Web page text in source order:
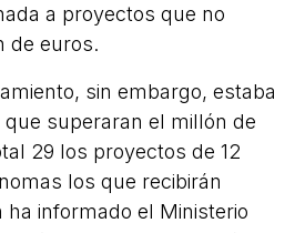
a proyectos que no
de euros.
sin embargo, estaba
que superaran el millón de
29 los proyectos de 12
los que recibirán
ha informado el Ministerio